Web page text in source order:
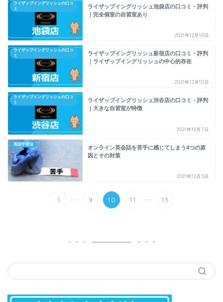
ライザップイングリッシュの口コ
ミ
ライザップイングリッシュ池袋店の口コミ・評判
｜完全個室の自習室あり
2021年12月10日
ライザップイングリッシュの口コ
ミ
ライザップイングリッシュ新宿店の口コミ・評判
｜ライザップイングリッシュの中心的存在
2021年12月10日
ライザップイングリッシュの口コ
ミ
ライザップイングリッシュ渋谷店の口コミ・評判
｜大きな自習室が特徴
2021年12月7日
英語学習法
オンライン英会話を苦手に感じてしまう4つの原
因とその対策
2021年12月5日
1 ... 9 10 11 ... 13